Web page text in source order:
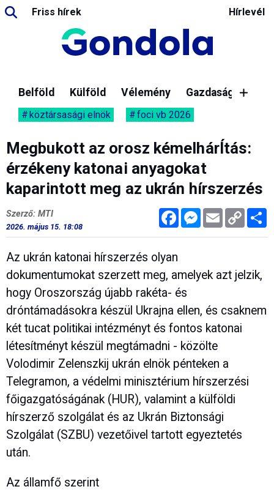
Friss hírek Hírlevél
Belföld Külföld Vélemény Gazdaság
köztársasági elnök foci vb 2026
Megbukott az orosz kémelhárÍtás:
érzékeny katonai anyagokat
kaparintott meg az ukrán hírszerzés
FacebookMessenger
Email Copy
Link
Szerző: MTI
2026. május 15. 18:08
Az ukrán katonai hírszerzés olyan
dokumentumokat szerzett meg, amelyek azt jelzik,
hogy Oroszország újabb rakéta- és
dróntámadásokra készül Ukrajna ellen, és csaknem
két tucat politikai intézményt és fontos katonai
létesítményt készül megtámadni - közölte
Volodimir Zelenszkij ukrán elnök pénteken a
Telegramon, a védelmi minisztérium hírszerzési
főigazgatóságának (HUR), valamint a külföldi
hírszerző szolgálat és az Ukrán Biztonsági
Szolgálat (SZBU) vezetőivel tartott egyeztetés
után.
Az államfő szerint